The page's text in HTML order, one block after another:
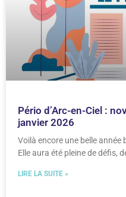
Pério d’Arc-en-Ciel :
janvier 2026
Voilà encore une belle année
Elle aura été pleine de défis,
LIRE LA SUITE »